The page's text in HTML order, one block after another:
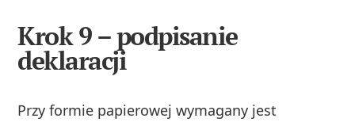
Krok 9 – podpisanie
deklaracji
Przy formie papierowej wymagany jest